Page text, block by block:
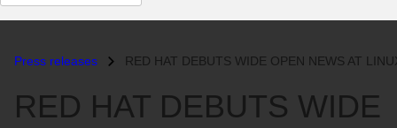
el
Press releases RED HAT DEBUTS WIDE OPEN NEWS AT LINUXWORLD,ANNOUNCES PARTNERSHIP
RED HAT DEBUTS WIDE